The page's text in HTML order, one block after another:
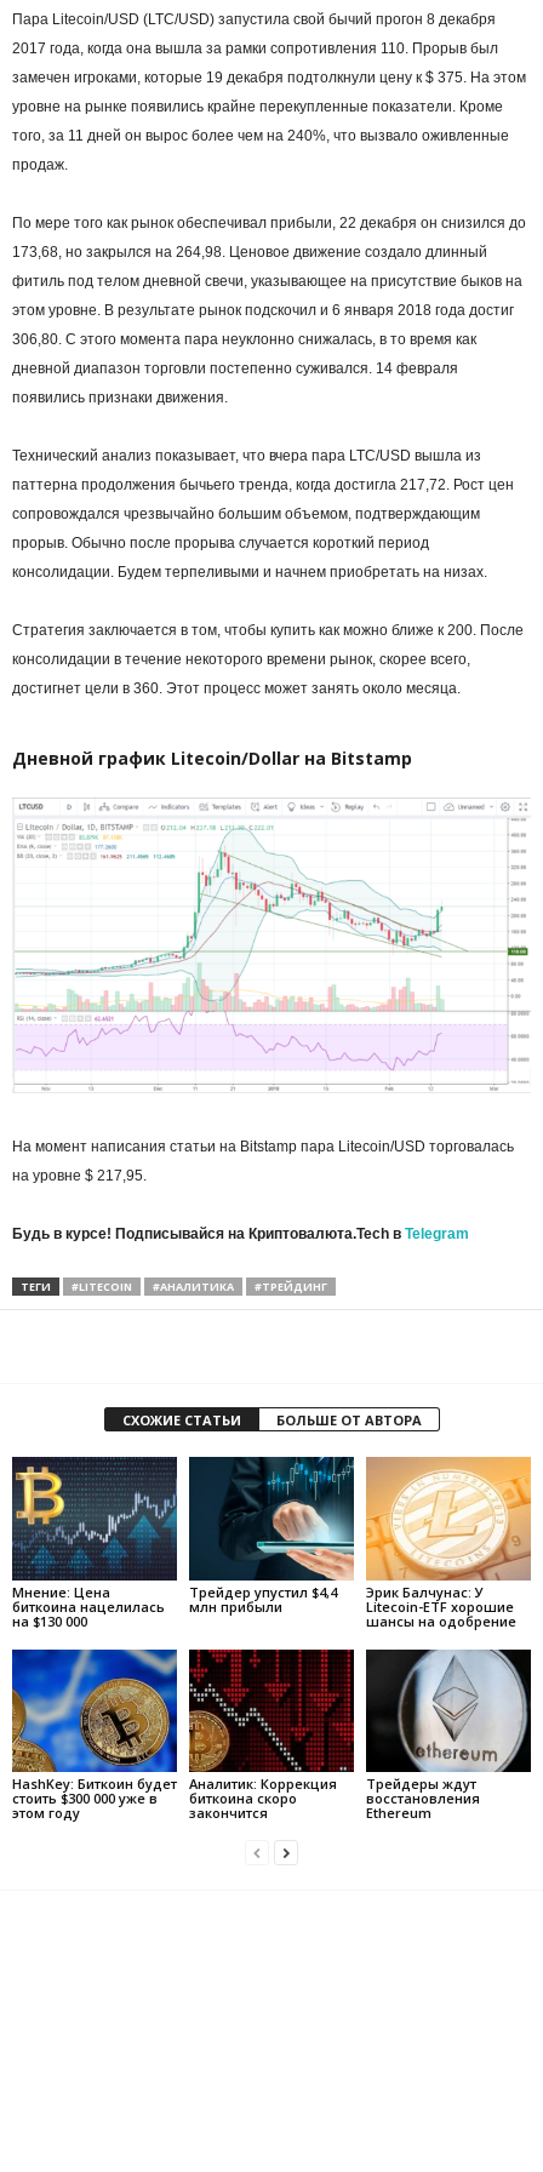
Пара Litecoin/USD (LTC/USD) запустила свой бычий прогон 8 декабря
2017 года, когда она вышла за рамки сопротивления 110. Прорыв был
замечен игроками, которые 19 декабря подтолкнули цену к $ 375. На этом
уровне на рынке появились крайне перекупленные показатели. Кроме
того, за 11 дней он вырос более чем на 240%, что вызвало оживленные
продаж.
По мере того как рынок обеспечивал прибыли, 22 декабря он снизился до
173,68, но закрылся на 264,98. Ценовое движение создало длинный
фитиль под телом дневной свечи, указывающее на присутствие быков на
этом уровне. В результате рынок подскочил и 6 января 2018 года достиг
306,80. С этого момента пара неуклонно снижалась, в то время как
дневной диапазон торговли постепенно суживался. 14 февраля
появились признаки движения.
Технический анализ показывает, что вчера пара LTC/USD вышла из
паттерна продолжения бычьего тренда, когда достигла 217,72. Рост цен
сопровождался чрезвычайно большим объемом, подтверждающим
прорыв. Обычно после прорыва случается короткий период
консолидации. Будем терпеливыми и начнем приобретать на низах.
Стратегия заключается в том, чтобы купить как можно ближе к 200. После
консолидации в течение некоторого времени рынок, скорее всего,
достигнет цели в 360. Этот процесс может занять около месяца.
Дневной график Litecoin/Dollar на Bitstamp
На момент написания статьи на Bitstamp пара Litecoin/USD торговалась
на уровне $ 217,95.
Будь в курсе! Подписывайся на Криптовалюта.Tech в Telegram
ТЕГИ #LITECOIN #АНАЛИТИКА #ТРЕЙДИНГ
СХОЖИЕ СТАТЬИ БОЛЬШЕ ОТ АВТОРА
Мнение: Цена
биткоина нацелилась
на $130 000
Трейдер упустил $4,4
млн прибыли
Эрик Балчунас: У
Litecoin-ETF хорошие
шансы на одобрение
HashKey: Биткоин будет
стоить $300 000 уже в
этом году
Аналитик: Коррекция
биткоина скоро
закончится
Трейдеры ждут
восстановления
Ethereum